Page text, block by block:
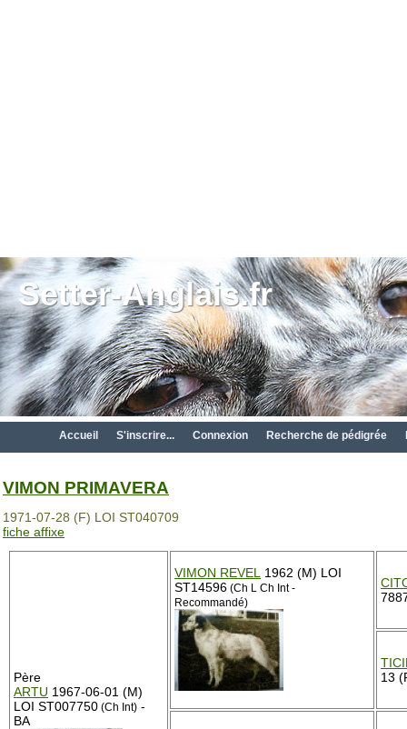
Setter-Anglais.fr
Accueil S'inscrire... Connexion Recherche de pédigrée
VIMON PRIMAVERA
1971-07-28 (F) LOI ST040709
fiche affixe
Père
ARTU 1967-06-01 (M)
LOI ST007750 (Ch Int) -
BA
VIMON REVEL
1962 (M) LOI
ST14596 (Ch L Ch Int -
Recommandé)
13